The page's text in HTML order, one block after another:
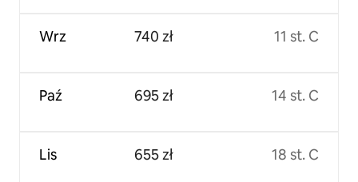
Wrz
Paź
Lis
740 zł
695 zł
655 zł
11 st. C
14 st. C
18 st. C